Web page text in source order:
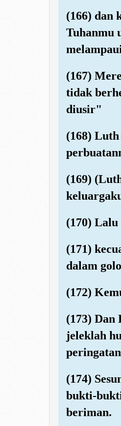
(166) dan
Tuhanmu
(167)
tidak
diusir"
(168)
(169)
(170) Lalu
(171)
dalam
(172)
(173) Dan
jeleklah
(174)
bukti-
beriman.